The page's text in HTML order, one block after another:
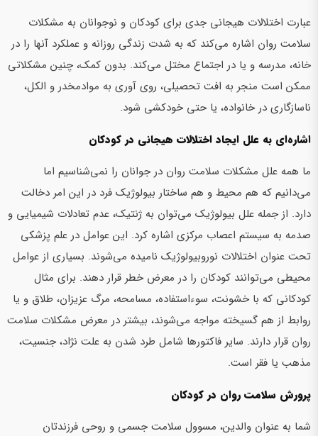
عبارت اختلالات هیجانی جدی برای کودکان و نوجوانان به مشکلات
سلامت روان اشاره می‌کند که به شدت زندگی روزانه و عملکرد آنها را در
خانه، مدرسه و یا در اجتماع مختل می‌کند. بدون کمک، چنین مشکلاتی
ممکن است منجر به افت تحصیلی، روی آوری به موادمخدر و الکل،
ناسازگاری در خانواده، یا حتی خودکشی شود.
اشاره‌ای به علل ایجاد اختلالات هیجانی در کودکان
ما همه علل مشکلات سلامت روان در جوانان را نمی‌شناسیم اما
می‌دانیم که هم محیط و هم ساختار بیولوژیک فرد در این امر دخالت
دارد. از جمله علل بیولوژیک می‌توان به ژنتیک، عدم تعادلات شیمیایی و
صدمه به سیستم اعصاب مرکزی اشاره کرد. این عوامل در علم پزشکی
تحت عنوان اختلالات نوروبیولوژیک نامیده می‌شوند. بسیاری از عوامل
محیطی می‌توانند کودکان را در معرض خطر قرار دهند. برای مثال
کودکانی که با خشونت، سوءاستفاده، مسامحه، مرگ عزیزان، طلاق و یا
روابط از هم گسیخته مواجه می‌شوند، بیشتر در معرض مشکلات سلامت
روان قرار دارند. سایر فاکتورها شامل طرد شدن به علت نژاد، جنسیت،
مذهب یا فقر است.
پرورش سلامت روان در کودکان
شما به عنوان والدین، مسوول سلامت جسمی و روحی فرزندتان